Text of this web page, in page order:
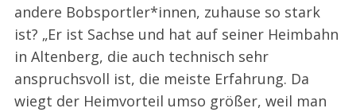
andere Bobsportler*innen, zuhause so stark
ist? „Er ist Sachse und hat auf seiner Heimbahn
in Altenberg, die auch technisch sehr
anspruchsvoll ist, die meiste Erfahrung. Da
wiegt der Heimvorteil umso größer, weil man